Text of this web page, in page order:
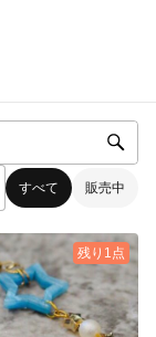
すべて 販売中
残り1点